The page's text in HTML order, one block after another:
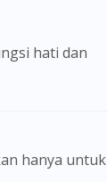
hati dan